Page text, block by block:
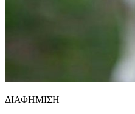
ΔΙΑΦΗΜΙΣΗ